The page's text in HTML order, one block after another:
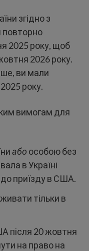
згідно з
повторно
2025 року, щоб
2026 року.
ви мали
року.
вимогам для
або особою без
в Україні
приїзду в США.
тільки в
після 20 жовтня
на право на